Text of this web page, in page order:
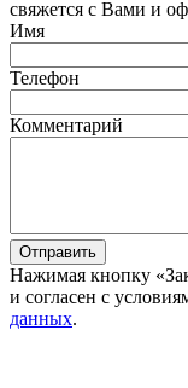
свяжется с Вами и
Имя
Телефон
Комментарий
Отправить
Нажимая кнопку
и согласен с
данных.